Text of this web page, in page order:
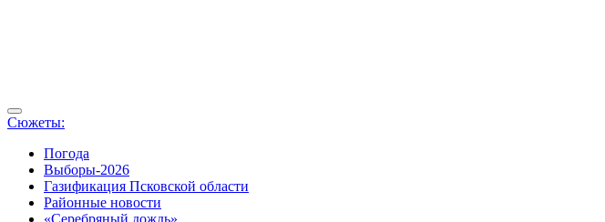
Сюжеты:
Погода
Выборы-2026
Газификация Псковской области
Районные новости